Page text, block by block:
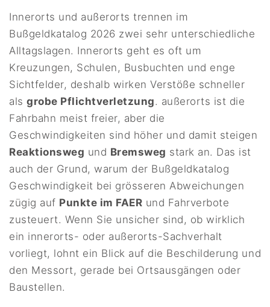
Innerorts und außerorts trennen im
Bußgeldkatalog 2026 zwei sehr unterschiedliche
Alltagslagen. Innerorts geht es oft um
Kreuzungen, Schulen, Busbuchten und enge
Sichtfelder, deshalb wirken Verstöße schneller
alsgrobe Pflichtverletzung. außerorts ist die
Fahrbahn meist freier, aber die
Geschwindigkeiten sind höher und damit steigen
Reaktionsweg und Bremsweg stark an. Das ist
auch der Grund, warum der Bußgeldkatalog
Geschwindigkeit bei grösseren Abweichungen
zügig auf Punkte im FAER und Fahrverbote
zusteuert. Wenn Sie unsicher sind, ob wirklich
ein innerorts- oder außerorts-Sachverhalt
vorliegt, lohnt ein Blick auf die Beschilderung und
den Messort, gerade bei Ortsausgängen oder
Baustellen.